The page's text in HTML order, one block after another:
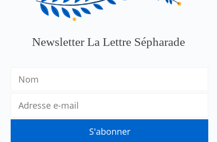
Newsletter La Lettre Sépharade